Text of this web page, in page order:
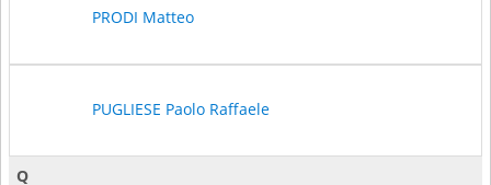
PRODI Matteo
PUGLIESE Paolo Raffaele
Q